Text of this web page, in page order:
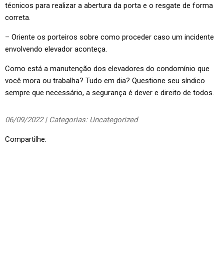
técnicos para realizar a abertura da porta e o resgate de forma
correta.
– Oriente os porteiros sobre como proceder caso um incidente
envolvendo elevador aconteça.
Como está a manutenção dos elevadores do condomínio que
você mora ou trabalha? Tudo em dia? Questione seu síndico
sempre que necessário, a segurança é dever e direito de todos.
06/09/2022 | Categorias: Uncategorized
Compartilhe: